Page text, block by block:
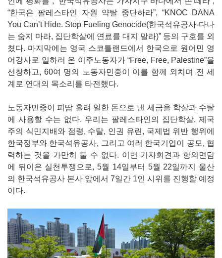
“한국은 팔레스타인 자원 약탈 중단하라”, “KNOC DANA
You Can’t Hide. Stop Fueling Genocide(한국석유공사-다나
는 숨지 마라, 집단학살에 연료를 대지 말라)” 등의 구호를 외
쳤다. 마지막에는 영국 스코틀랜드에서 한국으로 원어민 영
어강사로 일하러 온 이주노동자가 “Free, Free, Palestine”을
선창하고, 60여 명의 노동자민중이 이를 함께 외치며 전 세
계로 연대의 목소리를 타전했다.
노동자민중이 피땀 흘려 일한 돈으로 낸 세금을 학살과 수탈
에 사용할 수는 없다. 우리는 팔레스타인의 집단학살, 제국
주의 식민지배와 점령, 수탈, 인권 유린, 국제법 위반 행위에
한국정부와 한국석유공사, 그리고 여러 한국기업이 공모, 협
력하는 것을 가만히 둘 수 없다. 이번 기자회견과 항의면담
에 뒤이은 실천투쟁으로, 5월 14일부터 5월 22일까지 울산
의 한국석유공사 본사 앞에서 7일간 1인 시위를 진행할 예정
이다.